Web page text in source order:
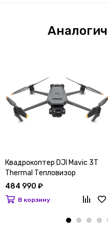
Квадрокоптер DJI Mavic 3T
Thermal Тепловизор
484 990 ₽
В корзину